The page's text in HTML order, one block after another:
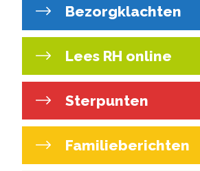
Bezorgklachten
Lees RH online
Sterpunten
Familieberichten